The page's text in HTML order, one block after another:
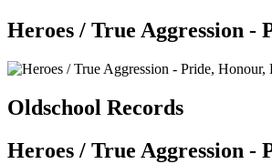
Heroes / True Aggression -
Oldschool Records
Heroes / True Aggression -